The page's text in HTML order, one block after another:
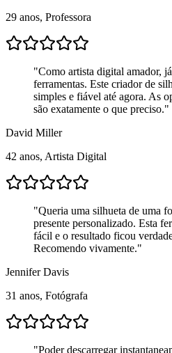
29 anos, Professora
"Como artista digital amador,
ferramentas. Este criador de
simples e fiável até agora. As
são exatamente o que preciso."
David Miller
42 anos, Artista Digital
"Queria uma silhueta de uma
presente personalizado. Esta
fácil e o resultado ficou
Recomendo vivamente."
Jennifer Davis
31 anos, Fotógrafa
"Poder descarregar